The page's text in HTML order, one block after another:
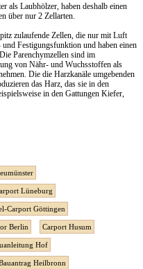
als Laubhölzer, haben deshalb einen
über nur 2 Zellarten.
zulaufende Zellen, die nur mit Luft
Festigungsfunktion und haben einen
Parenchymzellen sind im
von Nähr- und Wuchsstoffen als
Die die Harzkanäle umgebenden
das Harz, das sie in den
in den Gattungen Kiefer,
Lüneburg
Carport Göttingen
Berlin Carport Husum
Hof
Heilbronn